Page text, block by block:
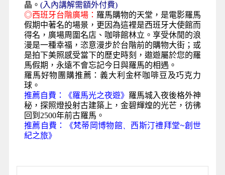
晶。 (入內講解需額外付費)
◎西班牙台階廣場： 羅馬購物的天堂，是電影羅馬
假期中著名的場景，更因為這裡是西班牙大使館而
得名，廣場周圍名店、咖啡館林立。享受休閒的浪
漫是一種幸福，恣意漫步於台階前的購物大街；或
是拍下美照感受當下的歷史時刻，遨遊屬於您的羅
馬假期，永遠不會忘記今日與羅馬的相遇。
羅馬好物團購推薦：義大利金杯咖啡豆及巧克力
球。
推薦自費 ： 《羅馬光之夜遊》 羅馬城入夜後格外神
秘，探照燈投射古建築上，金碧輝煌的光芒，彷彿
回到2500年前古羅馬。
推薦自費：
《梵蒂岡博物館、 西斯汀禮拜堂~創世
紀之旅》